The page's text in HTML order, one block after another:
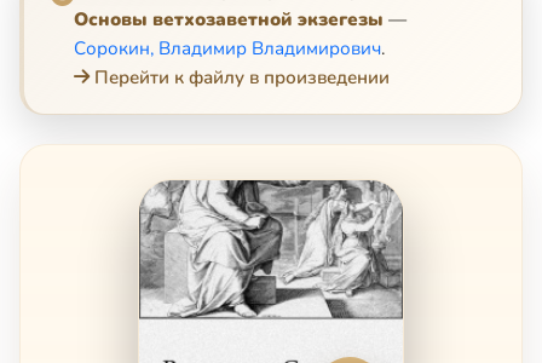
Основы ветхозаветной экзегезы —
Сорокин, Владимир Владимирович.
Перейти к файлу в произведении